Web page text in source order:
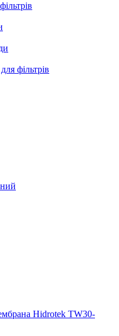
фільтрів
Hidrotek TW30-